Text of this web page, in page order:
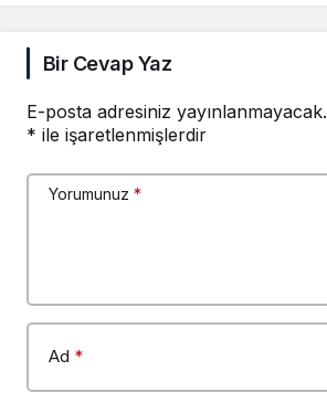
Bir Cevap Yaz
E-posta adresiniz yayınlanmayacak.
* ile işaretlenmişlerdir
Yorumunuz *
Ad *